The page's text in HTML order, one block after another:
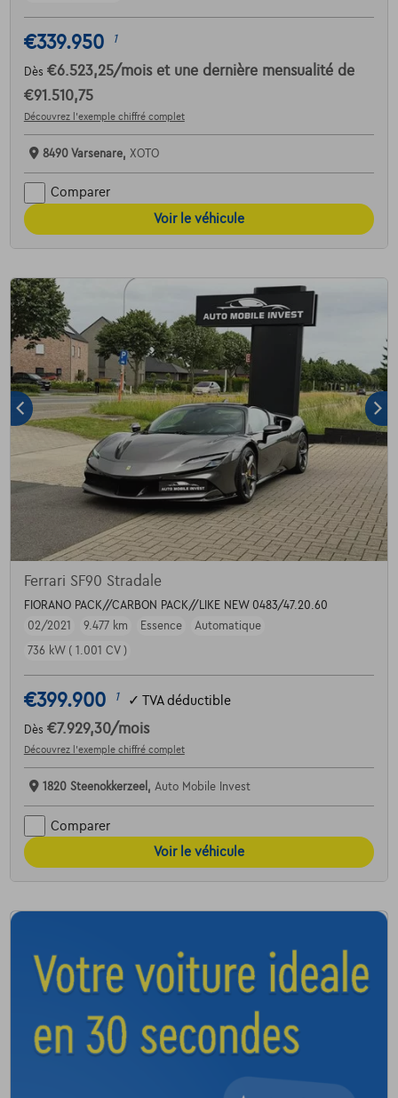
€339.950 1
Dès €6.523,25/mois et une dernière mensualité de
€91.510,75
Découvrez l’exemple chiffré complet
8490 Varsenare, XOTO
Comparer
Voir le véhicule
Ferrari SF90 Stradale
FIORANO PACK//CARBON PACK//LIKE NEW 0483/47.20.60
02/2021
9.477 km Essence
Automatique
736 kW ( 1.001 CV )
€399.900 1 ✓ TVA déductible
Dès €7.929,30/mois
Découvrez l’exemple chiffré complet
1820 Steenokkerzeel, Auto Mobile Invest
Comparer
Voir le véhicule